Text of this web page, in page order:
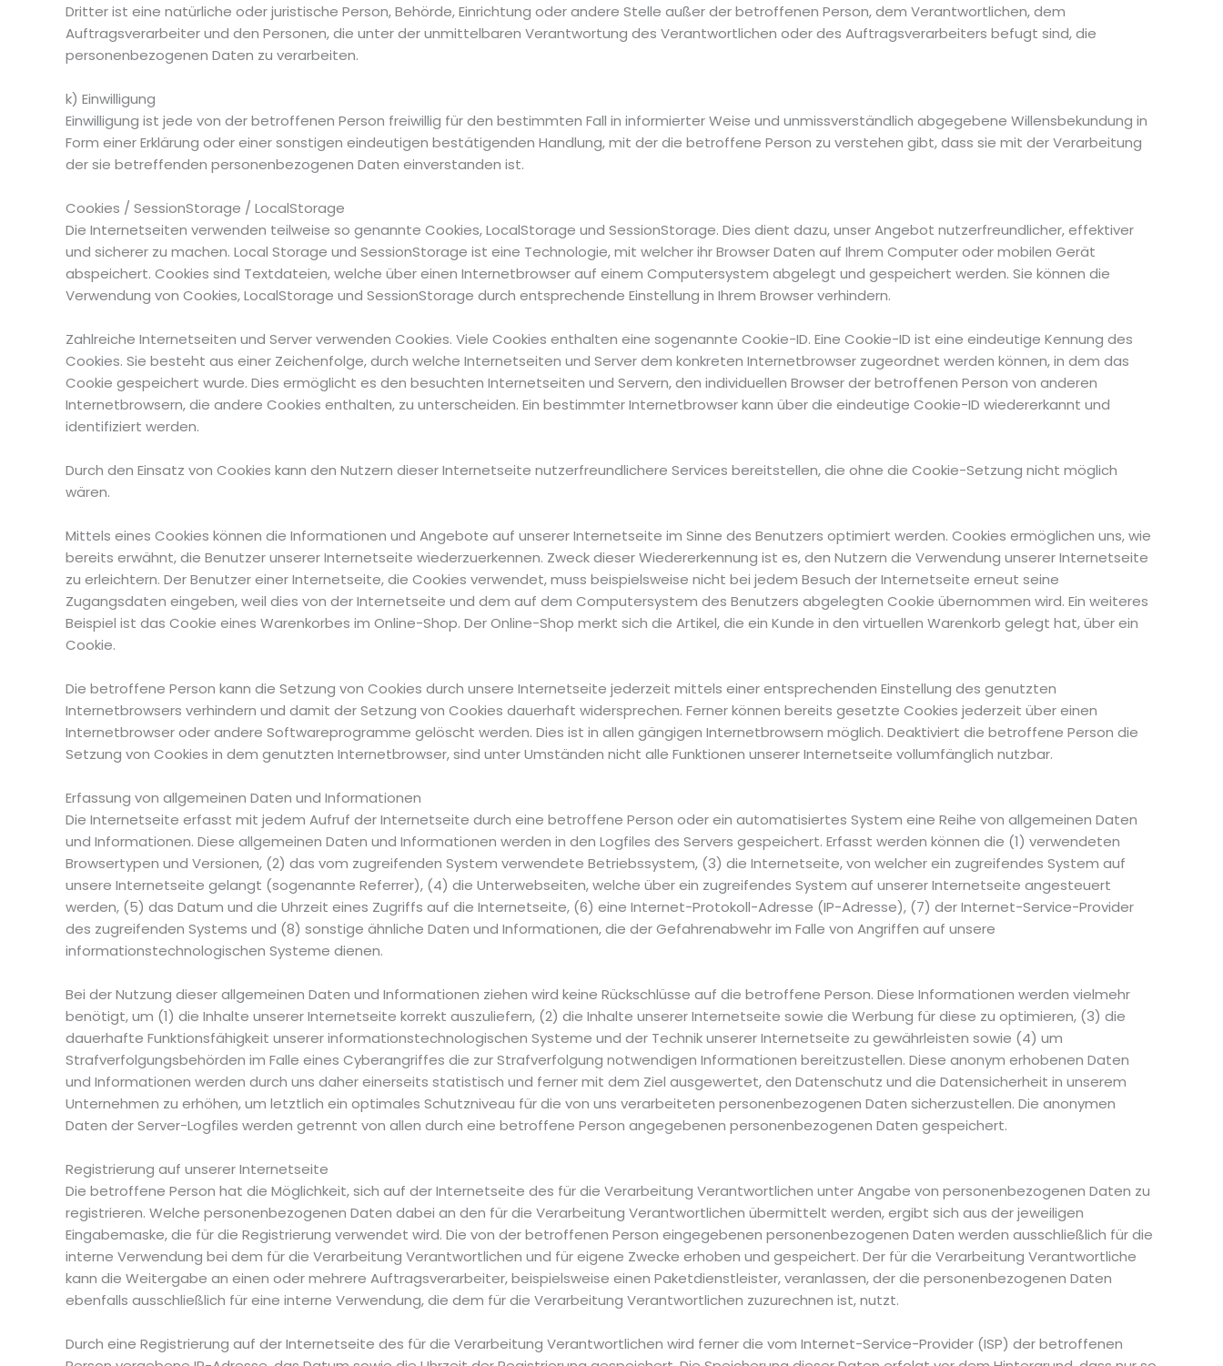
Dritter ist eine natürliche oder juristische Person, Behörde, Einrichtung oder andere Stelle außer der betroffenen Person, dem Verantwortlichen, dem
Auftragsverarbeiter und den Personen, die unter der unmittelbaren Verantwortung des Verantwortlichen oder des Auftragsverarbeiters befugt sind, die
personenbezogenen Daten zu verarbeiten.
k) Einwilligung
Einwilligung ist jede von der betroffenen Person freiwillig für den bestimmten Fall in informierter Weise und unmissverständlich abgegebene Willensbekundung in
Form einer Erklärung oder einer sonstigen eindeutigen bestätigenden Handlung, mit der die betroffene Person zu verstehen gibt, dass sie mit der Verarbeitung
der sie betreffenden personenbezogenen Daten einverstanden ist.
Cookies / SessionStorage / LocalStorage
Die Internetseiten verwenden teilweise so genannte Cookies, LocalStorage und SessionStorage. Dies dient dazu, unser Angebot nutzerfreundlicher, effektiver
und sicherer zu machen. Local Storage und SessionStorage ist eine Technologie, mit welcher ihr Browser Daten auf Ihrem Computer oder mobilen Gerät
abspeichert. Cookies sind Textdateien, welche über einen Internetbrowser auf einem Computersystem abgelegt und gespeichert werden. Sie können die
Verwendung von Cookies, LocalStorage und SessionStorage durch entsprechende Einstellung in Ihrem Browser verhindern.
Zahlreiche Internetseiten und Server verwenden Cookies. Viele Cookies enthalten eine sogenannte Cookie-ID. Eine Cookie-ID ist eine eindeutige Kennung des
Cookies. Sie besteht aus einer Zeichenfolge, durch welche Internetseiten und Server dem konkreten Internetbrowser zugeordnet werden können, in dem das
Cookie gespeichert wurde. Dies ermöglicht es den besuchten Internetseiten und Servern, den individuellen Browser der betroffenen Person von anderen
Internetbrowsern, die andere Cookies enthalten, zu unterscheiden. Ein bestimmter Internetbrowser kann über die eindeutige Cookie-ID wiedererkannt und
identifiziert werden.
Durch den Einsatz von Cookies kann den Nutzern dieser Internetseite nutzerfreundlichere Services bereitstellen, die ohne die Cookie-Setzung nicht möglich
wären.
Mittels eines Cookies können die Informationen und Angebote auf unserer Internetseite im Sinne des Benutzers optimiert werden. Cookies ermöglichen uns, wie
bereits erwähnt, die Benutzer unserer Internetseite wiederzuerkennen. Zweck dieser Wiedererkennung ist es, den Nutzern die Verwendung unserer Internetseite
zu erleichtern. Der Benutzer einer Internetseite, die Cookies verwendet, muss beispielsweise nicht bei jedem Besuch der Internetseite erneut seine
Zugangsdaten eingeben, weil dies von der Internetseite und dem auf dem Computersystem des Benutzers abgelegten Cookie übernommen wird. Ein weiteres
Beispiel ist das Cookie eines Warenkorbes im Online-Shop. Der Online-Shop merkt sich die Artikel, die ein Kunde in den virtuellen Warenkorb gelegt hat, über ein
Cookie.
Die betroffene Person kann die Setzung von Cookies durch unsere Internetseite jederzeit mittels einer entsprechenden Einstellung des genutzten
Internetbrowsers verhindern und damit der Setzung von Cookies dauerhaft widersprechen. Ferner können bereits gesetzte Cookies jederzeit über einen
Internetbrowser oder andere Softwareprogramme gelöscht werden. Dies ist in allen gängigen Internetbrowsern möglich. Deaktiviert die betroffene Person die
Setzung von Cookies in dem genutzten Internetbrowser, sind unter Umständen nicht alle Funktionen unserer Internetseite vollumfänglich nutzbar.
Erfassung von allgemeinen Daten und Informationen
Die Internetseite erfasst mit jedem Aufruf der Internetseite durch eine betroffene Person oder ein automatisiertes System eine Reihe von allgemeinen Daten
und Informationen. Diese allgemeinen Daten und Informationen werden in den Logfiles des Servers gespeichert. Erfasst werden können die (1) verwendeten
Browsertypen und Versionen, (2) das vom zugreifenden System verwendete Betriebssystem, (3) die Internetseite, von welcher ein zugreifendes System auf
unsere Internetseite gelangt (sogenannte Referrer), (4) die Unterwebseiten, welche über ein zugreifendes System auf unserer Internetseite angesteuert
werden, (5) das Datum und die Uhrzeit eines Zugriffs auf die Internetseite, (6) eine Internet-Protokoll-Adresse (IP-Adresse), (7) der Internet-Service-Provider
des zugreifenden Systems und (8) sonstige ähnliche Daten und Informationen, die der Gefahrenabwehr im Falle von Angriffen auf unsere
informationstechnologischen Systeme dienen.
Bei der Nutzung dieser allgemeinen Daten und Informationen ziehen wird keine Rückschlüsse auf die betroffene Person. Diese Informationen werden vielmehr
benötigt, um (1) die Inhalte unserer Internetseite korrekt auszuliefern, (2) die Inhalte unserer Internetseite sowie die Werbung für diese zu optimieren, (3) die
dauerhafte Funktionsfähigkeit unserer informationstechnologischen Systeme und der Technik unserer Internetseite zu gewährleisten sowie (4) um
Strafverfolgungsbehörden im Falle eines Cyberangriffes die zur Strafverfolgung notwendigen Informationen bereitzustellen. Diese anonym erhobenen Daten
und Informationen werden durch uns daher einerseits statistisch und ferner mit dem Ziel ausgewertet, den Datenschutz und die Datensicherheit in unserem
Unternehmen zu erhöhen, um letztlich ein optimales Schutzniveau für die von uns verarbeiteten personenbezogenen Daten sicherzustellen. Die anonymen
Daten der Server-Logfiles werden getrennt von allen durch eine betroffene Person angegebenen personenbezogenen Daten gespeichert.
Registrierung auf unserer Internetseite
Die betroffene Person hat die Möglichkeit, sich auf der Internetseite des für die Verarbeitung Verantwortlichen unter Angabe von personenbezogenen Daten zu
registrieren. Welche personenbezogenen Daten dabei an den für die Verarbeitung Verantwortlichen übermittelt werden, ergibt sich aus der jeweiligen
Eingabemaske, die für die Registrierung verwendet wird. Die von der betroffenen Person eingegebenen personenbezogenen Daten werden ausschließlich für die
interne Verwendung bei dem für die Verarbeitung Verantwortlichen und für eigene Zwecke erhoben und gespeichert. Der für die Verarbeitung Verantwortliche
kann die Weitergabe an einen oder mehrere Auftragsverarbeiter, beispielsweise einen Paketdienstleister, veranlassen, der die personenbezogenen Daten
ebenfalls ausschließlich für eine interne Verwendung, die dem für die Verarbeitung Verantwortlichen zuzurechnen ist, nutzt.
Durch eine Registrierung auf der Internetseite des für die Verarbeitung Verantwortlichen wird ferner die vom Internet-Service-Provider (ISP) der betroffenen